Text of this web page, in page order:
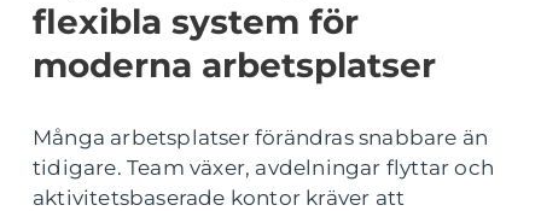
flexibla system för
moderna arbetsplatser
Många arbetsplatser förändras snabbare än
tidigare. Team växer, avdelningar flyttar och
aktivitetsbaserade kontor kräver att